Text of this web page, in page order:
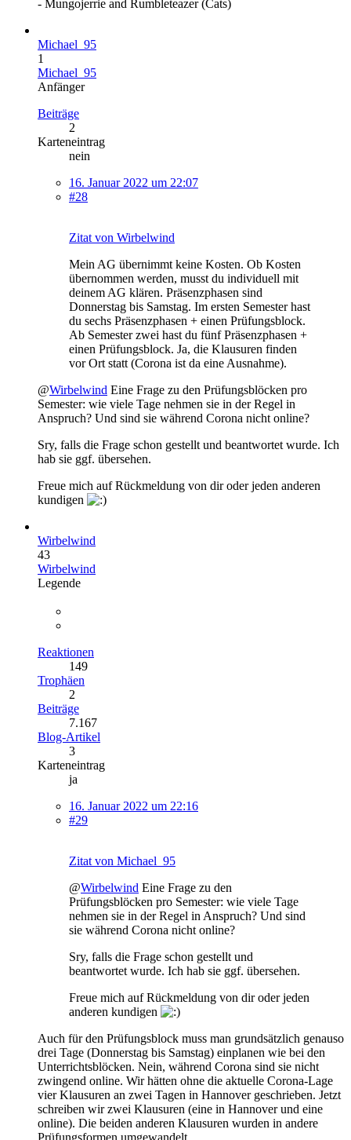
- Mungojerrie and Rumbleteazer (Cats)
Michael_95
1
Michael_95
Anfänger
Beiträge
2
Karteneintrag
nein
16. Januar 2022 um 22:07
#28
Zitat von Wirbelwind
Mein AG übernimmt keine Kosten. Ob Kosten
übernommen werden, musst du individuell mit
deinem AG klären. Präsenzphasen sind
Donnerstag bis Samstag. Im ersten Semester hast
du sechs Präsenzphasen + einen Prüfungsblock.
Ab Semester zwei hast du fünf Präsenzphasen +
einen Prüfungsblock. Ja, die Klausuren finden
vor Ort statt (Corona ist da eine Ausnahme).
@Wirbelwind Eine Frage zu den Prüfungsblöcken pro
Semester: wie viele Tage nehmen sie in der Regel in
Anspruch? Und sind sie während Corona nicht online?
Sry, falls die Frage schon gestellt und beantwortet wurde. Ich
hab sie ggf. übersehen.
Freue mich auf Rückmeldung von dir oder jeden anderen
kundigen
Wirbelwind
43
Wirbelwind
Legende
Reaktionen
149
Trophäen
2
Beiträge
7.167
Blog-Artikel
3
Karteneintrag
ja
16. Januar 2022 um 22:16
#29
Zitat von Michael_95
@Wirbelwind Eine Frage zu den
Prüfungsblöcken pro Semester: wie viele Tage
nehmen sie in der Regel in Anspruch? Und sind
sie während Corona nicht online?
Sry, falls die Frage schon gestellt und
beantwortet wurde. Ich hab sie ggf. übersehen.
Freue mich auf Rückmeldung von dir oder jeden
anderen kundigen
Auch für den Prüfungsblock muss man grundsätzlich genauso
drei Tage (Donnerstag bis Samstag) einplanen wie bei den
Unterrichtsblöcken. Nein, während Corona sind sie nicht
zwingend online. Wir hätten ohne die aktuelle Corona-Lage
vier Klausuren an zwei Tagen in Hannover geschrieben. Jetzt
schreiben wir zwei Klausuren (eine in Hannover und eine
online). Die beiden anderen Klausuren wurden in andere
Prüfungsformen umgewandelt.